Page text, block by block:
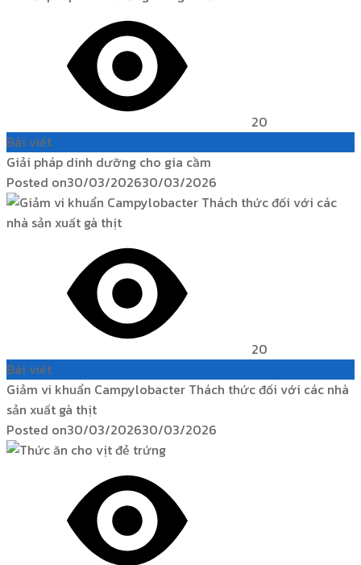
20
Bài viết
Giải pháp dinh dưỡng cho gia cầm
Posted on30/03/202630/03/2026
20
Bài viết
Giảm vi khuẩn Campylobacter Thách thức đối với các nhà
sản xuất gà thịt
Posted on30/03/202630/03/2026